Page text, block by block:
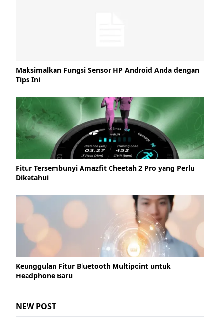
Maksimalkan Fungsi Sensor HP Android Anda dengan
Tips Ini
Fitur Tersembunyi Amazfit Cheetah 2 Pro yang Perlu
Diketahui
Keunggulan Fitur Bluetooth Multipoint untuk
Headphone Baru
NEW POST